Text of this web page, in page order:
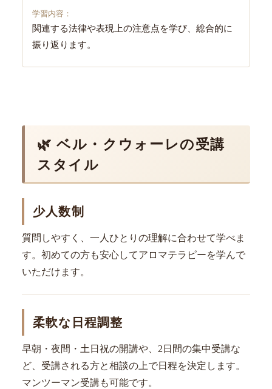
関連する法律や表現上の注意点を学び、総合的に
振り返ります。
🌿 ベル・クウォーレの受講
スタイル
少人数制
質問しやすく、一人ひとりの理解に合わせて学べま
す。初めての方も安心してアロマテラピーを学んで
いただけます。
柔軟な日程調整
早朝・夜間・土日祝の開講や、2日間の集中受講な
ど、受講される方と相談の上で日程を決定します。
マンツーマン受講も可能です。